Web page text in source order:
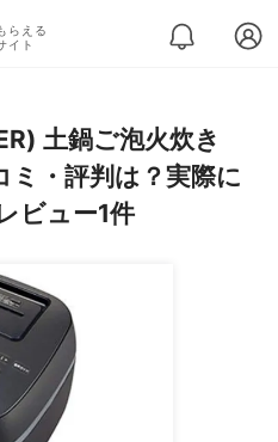
らえる
イト
土鍋ご泡火炊き
・評判は？実際に
ビュー1件